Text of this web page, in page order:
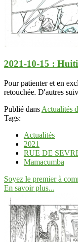
2021-10-15 :
Pour patienter et en
retouchée. D'autres
Publié dans Actualités
Tags:
Actualités
2021
RUE DE
Mamacumba
Soyez le premier à
En savoir plus...